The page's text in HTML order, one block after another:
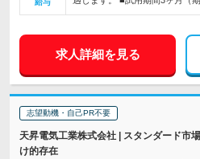
給与
求人詳細を見る
志望動機・自己PR不要
天昇電気工業株式会社 | スタンダード市
け的存在